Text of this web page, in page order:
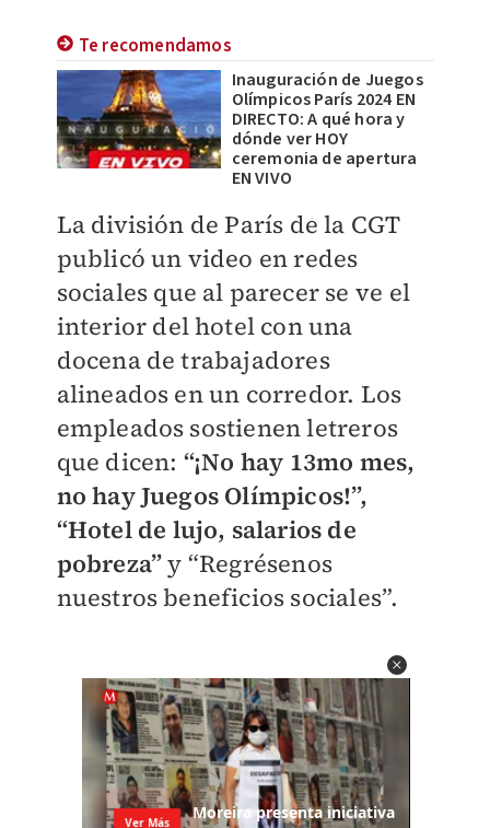
Te recomendamos
Inauguración de Juegos
Olímpicos París 2024 EN
DIRECTO: A qué hora y
dónde ver HOY
ceremonia de apertura
EN VIVO
La división de París de la CGT
publicó un video en redes
sociales que al parecer se ve el
interior del hotel con una
docena de trabajadores
alineados en un corredor. Los
empleados sostienen letreros
que dicen: “¡No hay 13mo mes,
no hay Juegos Olímpicos!”,
“Hotel de lujo, salarios de
pobreza”y “Regrésenos
nuestros beneficios sociales”.